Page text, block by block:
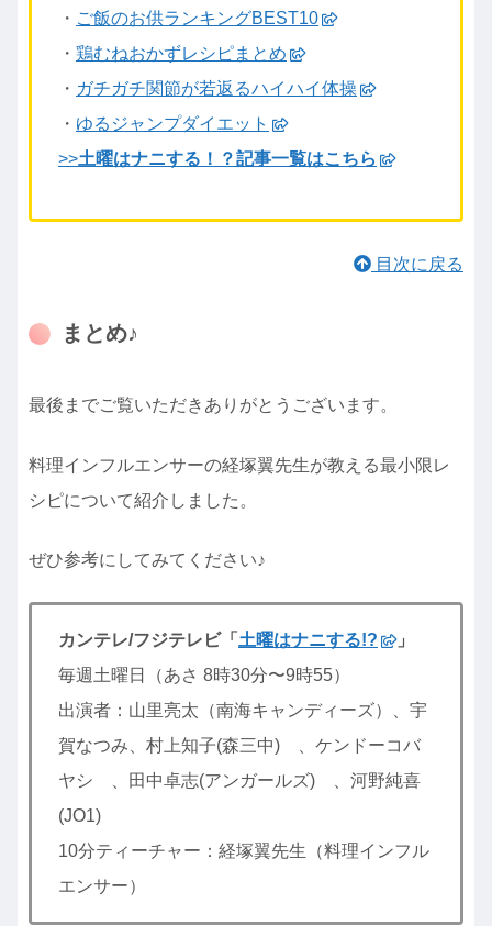
・ ご飯のお供ランキングBEST10
・ 鶏むねおかずレシピまとめ
・ ガチガチ関節が若返るハイハイ体操
・ ゆるジャンプダイエット
>>土曜はナニする！？記事一覧はこちら
目次に戻る
まとめ♪
最後までご覧いただきありがとうございます。
料理インフルエンサーの経塚翼先生が教える最小限レ
シピについて紹介しました。
ぜひ参考にしてみてください♪
カンテレ/フジテレビ「 土曜はナニする!?
」
毎週土曜日（あさ 8時30分〜9時55）
出演者：山里亮太（南海キャンディーズ）、宇
賀なつみ、村上知子(森三中) 、ケンドーコバ
ヤシ 、田中卓志(アンガールズ) 、河野純喜
(JO1)
10分ティーチャー：経塚翼先生（料理インフル
エンサー）